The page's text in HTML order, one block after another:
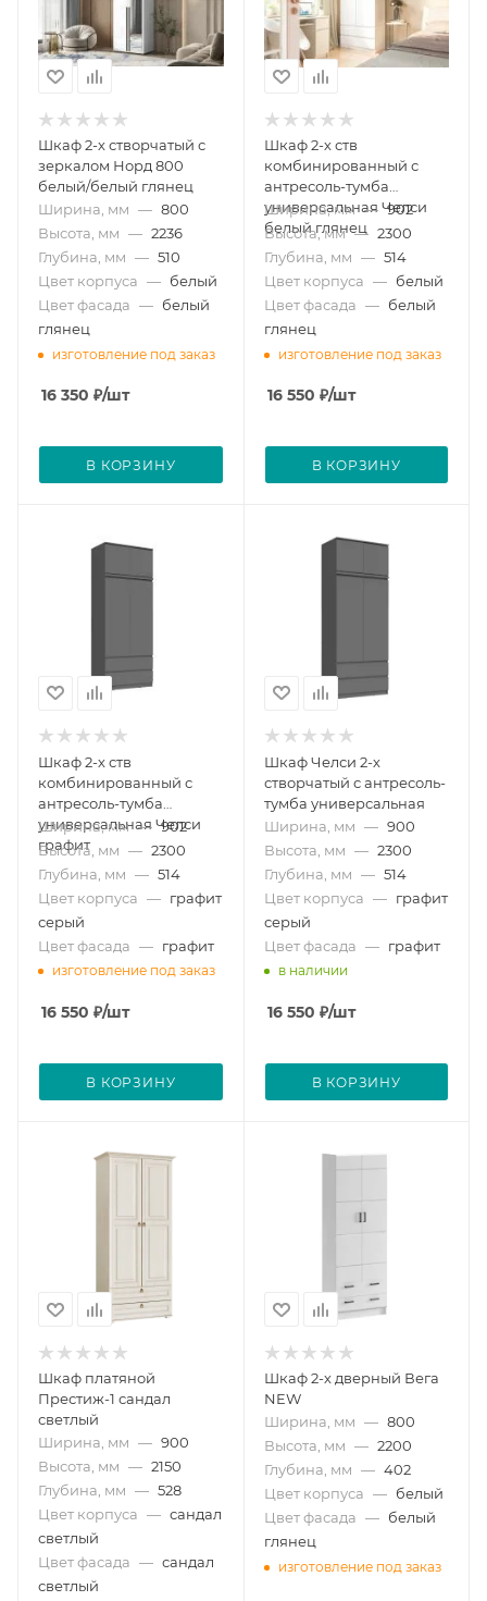
Шкаф 2-х створчатый с
зеркалом Норд 800
белый/белый глянец
Ширина, мм — 800
Высота, мм — 2236
Глубина, мм — 510
Цвет корпуса — белый
Цвет фасада — белый
глянец
изготовление под заказ
16 350 ₽/шт
В КОРЗИНУ
Шкаф 2-х ств
комбинированный с
антресоль-тумба
универсальная Челси
белый глянец
Ширина, мм — 902
Высота, мм — 2300
Глубина, мм — 514
Цвет корпуса — белый
Цвет фасада — белый
глянец
изготовление под заказ
16 550 ₽/шт
В КОРЗИНУ
Шкаф 2-х ств
комбинированный с
антресоль-тумба
универсальная Челси
графит
Ширина, мм — 902
Высота, мм — 2300
Глубина, мм — 514
Цвет корпуса — графит
серый
Цвет фасада — графит
изготовление под заказ
16 550 ₽/шт
В КОРЗИНУ
Шкаф Челси 2-х
створчатый с антресоль-
тумба универсальная
Ширина, мм — 900
Высота, мм — 2300
Глубина, мм — 514
Цвет корпуса — графит
серый
Цвет фасада — графит
в наличии
16 550 ₽/шт
В КОРЗИНУ
Шкаф платяной
Престиж-1 сандал
светлый
Ширина, мм — 900
Высота, мм — 2150
Глубина, мм — 528
Цвет корпуса — сандал
светлый
Цвет фасада — сандал
светлый
Шкаф 2-х дверный Вега
NEW
Ширина, мм — 800
Высота, мм — 2200
Глубина, мм — 402
Цвет корпуса — белый
Цвет фасада — белый
глянец
изготовление под заказ